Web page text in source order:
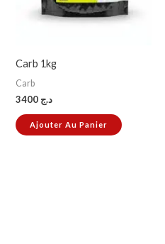
Carb 1kg
Carb
د.ج
Ajouter Au Panier